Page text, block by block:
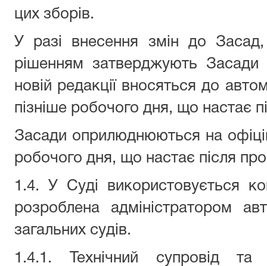
цих зборів.
У разі внесення змін до
рішенням затверджують Засади
новій редакції вносяться до
пізніше робочого дня, що настає
Засади оприлюднюються на
робочого дня, що настає після
1.4. У Суді використовується
розроблена адміністратором
загальних судів.
1.4.1. Технічний супровід та